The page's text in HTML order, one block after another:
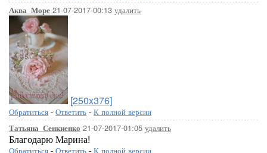
Аква_Море 21-07-2017-00:13 удалить
[250x376]
Обратиться - Ответить - К полной версии
Татьяна_Сенкиенко 21-07-2017-01:05 удалить
Благодарю Марина!
Обратиться - Ответить - К полной версии